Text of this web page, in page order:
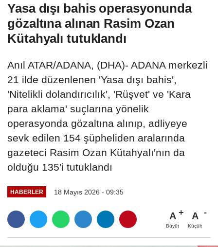
Yasa dışı bahis operasyonunda
gözaltına alınan Rasim Ozan
Kütahyalı tutuklandı
Anıl ATAR/ADANA, (DHA)- ADANA merkezli
21 ilde düzenlenen 'Yasa dışı bahis',
'Nitelikli dolandırıcılık', 'Rüşvet' ve 'Kara
para aklama' suçlarına yönelik
operasyonda gözaltına alınıp, adliyeye
sevk edilen 154 şüpheliden aralarında
gazeteci Rasim Ozan Kütahyalı'nın da
olduğu 135'i tutuklandı
HABERLER 18 Mayıs 2026 - 09:35
A
Büyüt
A
Küçült